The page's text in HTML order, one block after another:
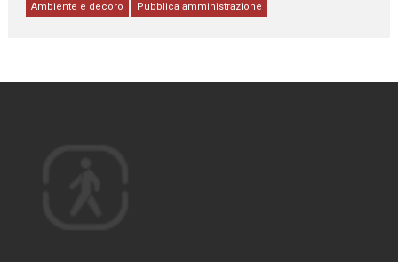
Ambiente e decoro Pubblica amministrazione